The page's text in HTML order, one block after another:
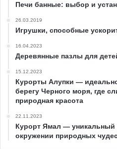
Печи банные: выбор и
26.03.2019
Игрушки, способные
16.04.2023
Деревянные пазлы для
15.12.2023
Курорты Алупки —
берегу Черного моря, где
природная красота
22.11.2023
Курорт Ямал — уникальный
окружении природных